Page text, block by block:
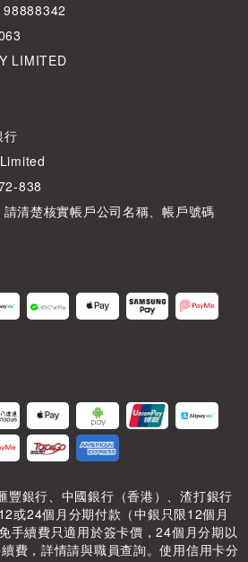
98888342
LIMITED
行
838
清楚核實帳戶公司名稱、帳戶號碼
豐銀行、中國銀行（香港）、渣打銀行
或24個月分期付款（中銀只限12個月
手續費只適用於簽卡價，24個月分期以
費，詳情請與職員查詢。使用信用卡分